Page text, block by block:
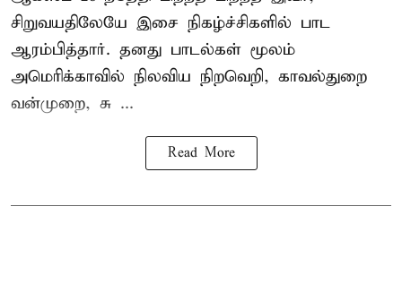
சிறுவயதிலேயே இசை நிகழ்ச்சிகளில் பாட
ஆரம்பித்தார். தனது பாடல்கள் மூலம்
அமெரிக்காவில் நிலவிய நிறவெறி, காவல்துறை
வன்முறை, சு ...
Read More